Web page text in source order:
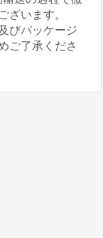
ざいます。
びパッケージ
ご了承くださ